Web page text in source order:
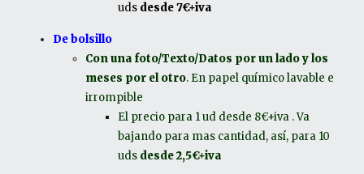
uds desde 7€+iva
De bolsillo
Con una foto/Texto/Datos por un lado y los
meses por el otro. En papel químico lavable e
irrompible
El precio para 1 ud desde 8€+iva . Va
bajando para mas cantidad, así, para 10
uds desde 2,5€+iva